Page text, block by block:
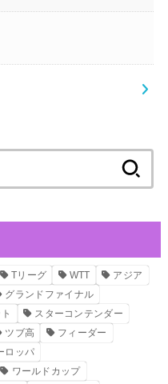
Tリーグ WTT
アジア
グランドファイナル
スターコンテンダー
ツブ高
フィーダー
ロッパ
ワールドカップ